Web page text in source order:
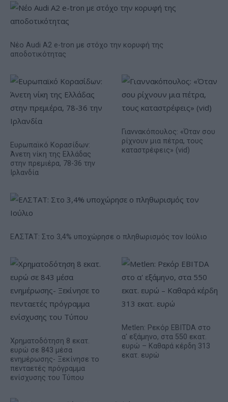
Νέο Audi A2 e-tron με στόχο την κορυφή της
αποδοτικότητας
Ευρωπαϊκό Κορασίδων:
Άνετη νίκη της Ελλάδας
στην πρεμιέρα, 78-36 την
Ιρλανδία
Γιαννακόπουλος: «Όταν σου
ρίχνουν μια πέτρα, τους
καταστρέφεις» (vid)
ΕΛΣΤΑΤ: Στο 3,4% υποχώρησε ο πληθωρισμός τον Ιούλιο
Χρηματοδότηση 8 εκατ.
ευρώ σε 843 μέσα
ενημέρωσης- Ξεκίνησε το
πενταετές πρόγραμμα
ενίσχυσης του Τύπου
Metlen: Ρεκόρ EBITDA στο
α' εξάμηνο, στα 550 εκατ.
ευρώ – Καθαρά κέρδη 313
εκατ. ευρώ